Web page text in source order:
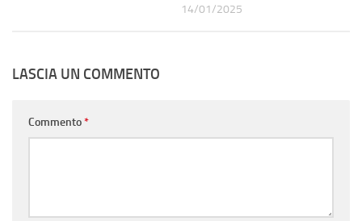
14/01/2025
LASCIA UN COMMENTO
Commento*